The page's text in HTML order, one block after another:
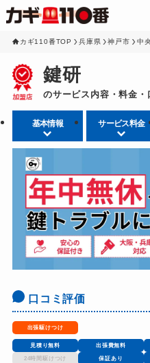
カギ110番TOP 兵庫県 神戸市 中
鍵研
のサービス内容・料金・
基本情報 サービス料金
口コミ評価
出張駆けつけ
見積り無料 出張費無料
24時間駆けつけ 保証あり